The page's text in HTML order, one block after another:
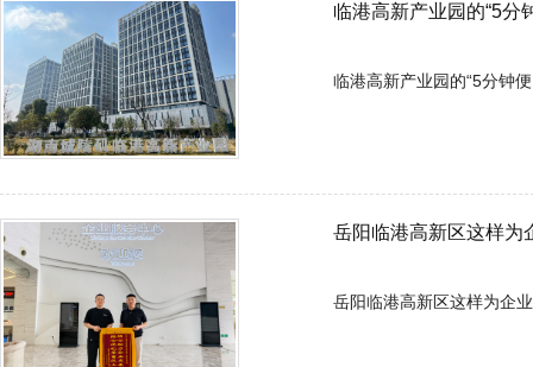
临港高新产业园的“5分
临港高新产业园的“5分钟
岳阳临港高新区这样为
岳阳临港高新区这样为企